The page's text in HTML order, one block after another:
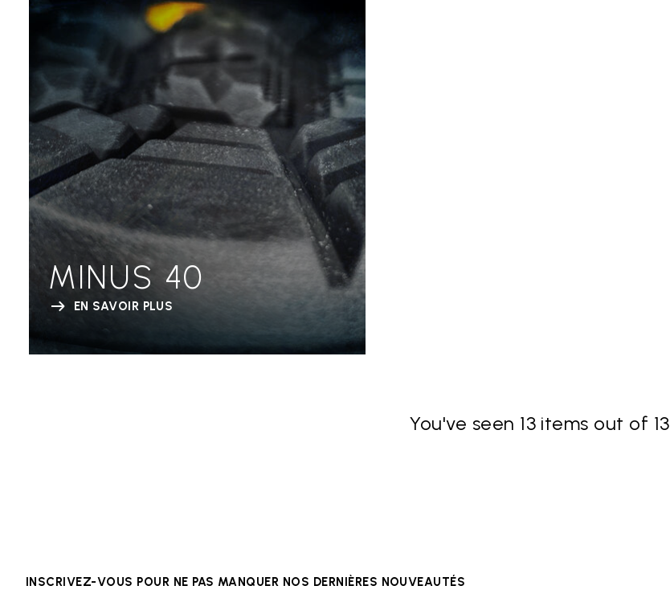
MINUS 40
EN SAVOIR PLUS
You've seen 13 items out of 13
INSCRIVEZ-VOUS POUR NE PAS MANQUER NOS DERNIÈRES NOUVEAUTÉS